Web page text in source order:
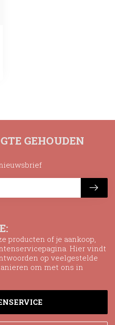
producten of je aankoop,
Hier vindt
op veelgestelde
om met ons in
GEHOUDEN